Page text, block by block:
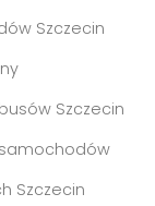
Szczecin
Szczecin
Szczecin